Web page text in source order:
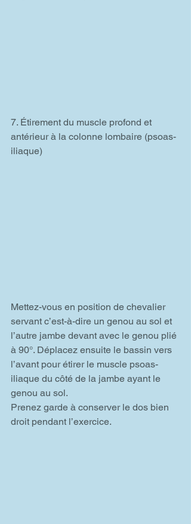
7. Étirement du muscle profond et
antérieur à la colonne lombaire (psoas-
iliaque)
Mettez-vous en position de chevalier
servant c’est-à-dire un genou au sol et
l’autre jambe devant avec le genou plié
à 90°. Déplacez ensuite le bassin vers
l’avant pour étirer le muscle psoas-
iliaque du côté de la jambe ayant le
genou au sol.
Prenez garde à conserver le dos bien
droit pendant l’exercice.